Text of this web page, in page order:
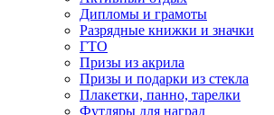
Дипломы и грамоты
Разрядные книжки и значки
ГТО
Призы из акрила
Призы и подарки из стекла
Плакетки, панно, тарелки
Футляры для наград